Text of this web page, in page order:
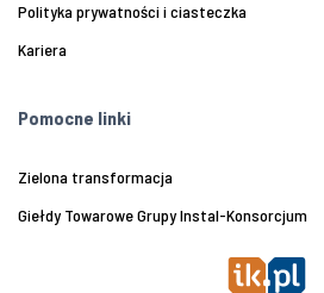
Polityka prywatności i ciasteczka
Kariera
Pomocne linki
Zielona transformacja
Giełdy Towarowe Grupy Instal-Konsorcjum